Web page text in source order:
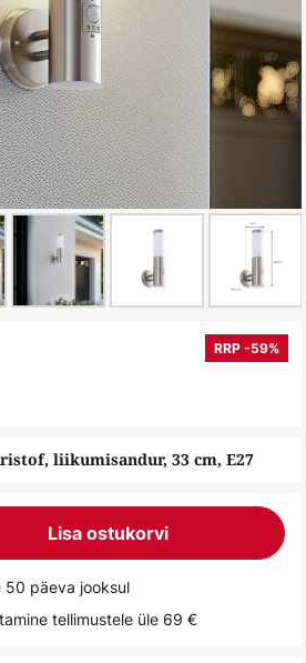
liikumisandur, 33 cm, E27
RRP -59%
Lisa ostukorvi
50 päeva jooksul
tellimustele üle 69 €